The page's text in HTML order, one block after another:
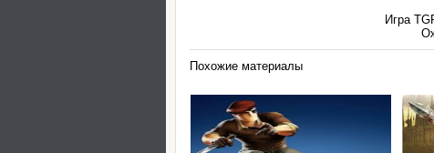
Игра
Похожие материалы